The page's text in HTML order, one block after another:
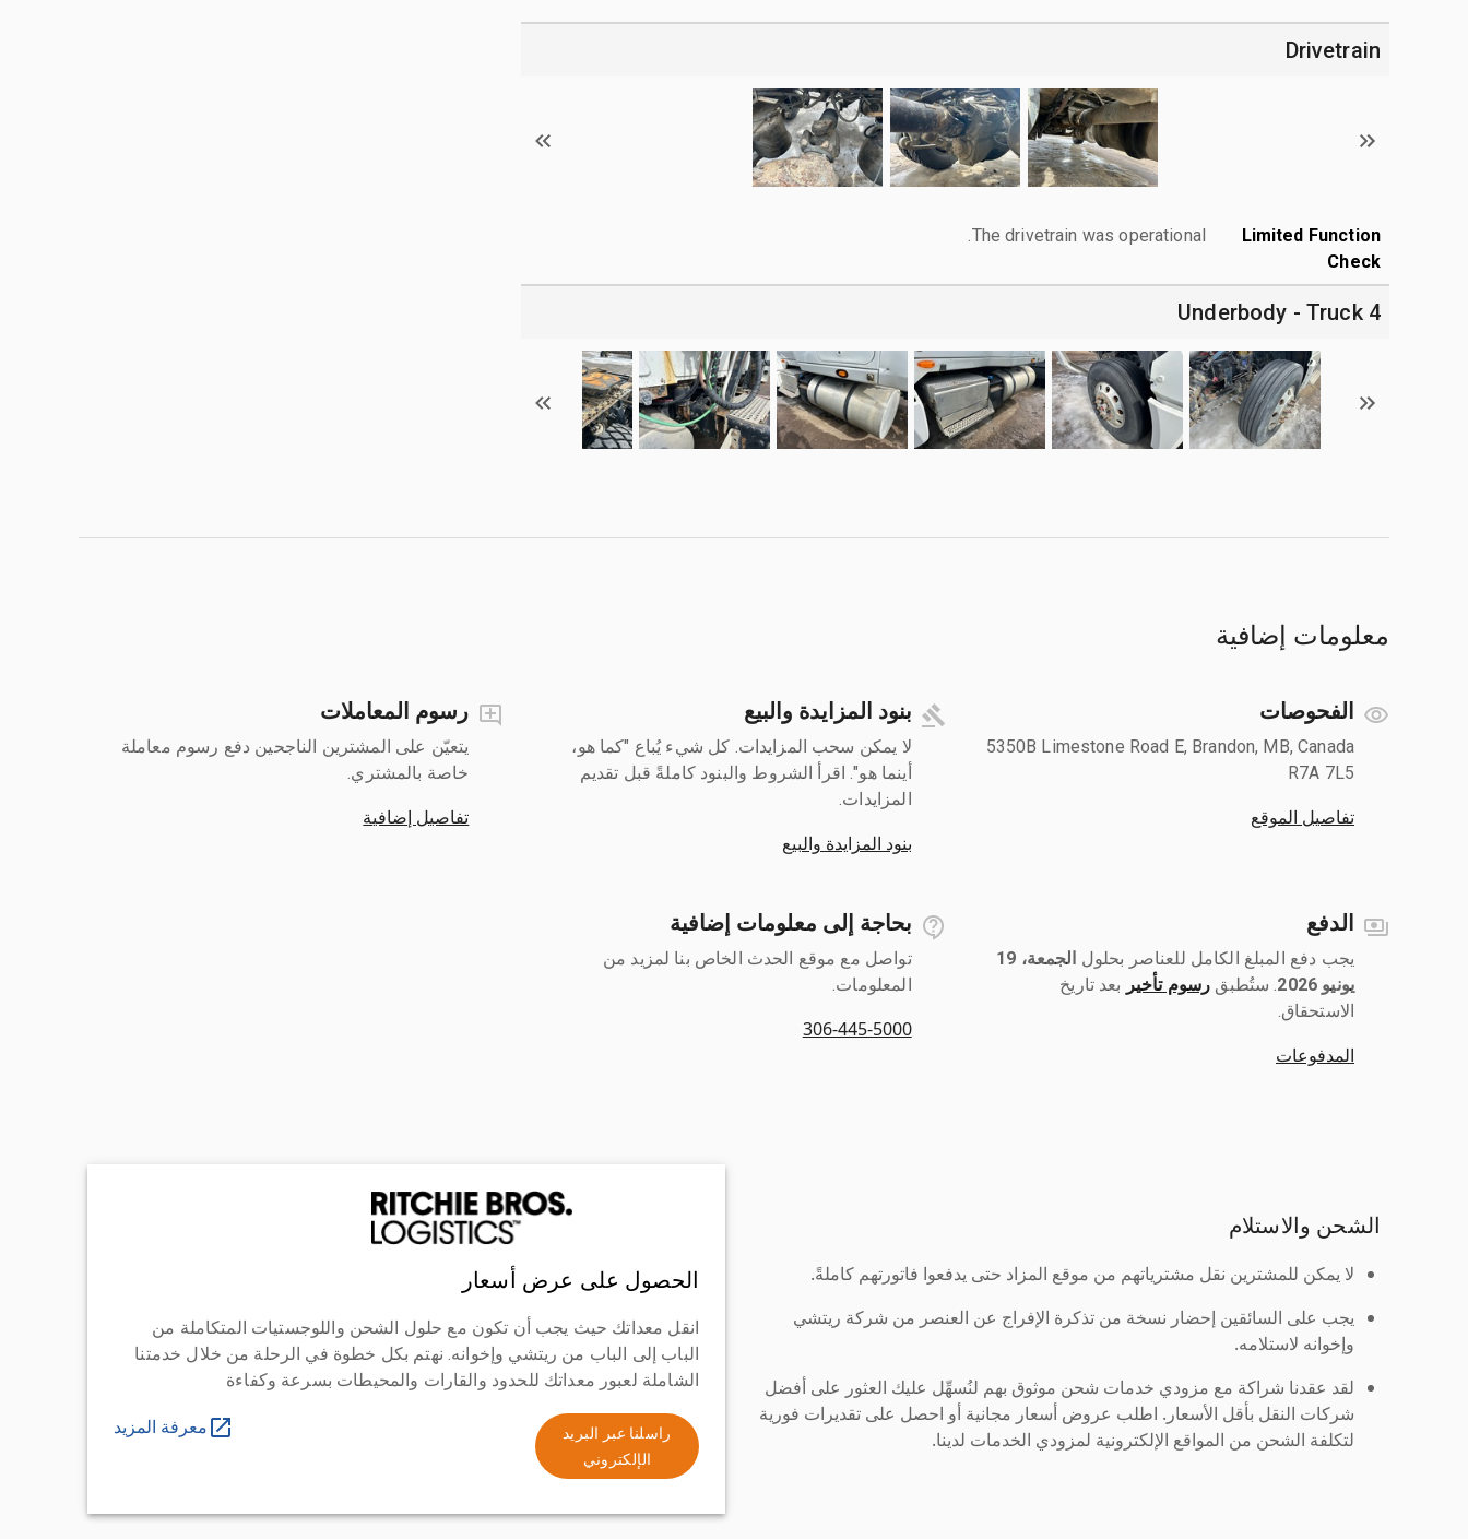
Drivetrain
Limited Function
Check
The drivetrain was operational.
4 Underbody - Truck
معلومات إضافية
الفحوصات
5350B Limestone Road E, Brandon, MB, Canada
R7A 7L5
تفاصيل الموقع
بنود المزايدة والبيع
لا يمكن سحب المزايدات. كل شيء يُباع "كما هو،
أينما هو". اقرأ الشروط والبنود كاملةً قبل تقديم
المزايدات.
بنود المزايدة والبيع
رسوم المعاملات
يتعيّن على المشترين الناجحين دفع رسوم معاملة
خاصة بالمشتري.
تفاصيل إضافية
الدفع
يجب دفع المبلغ الكامل للعناصر بحلول ‎
الجمعة، 19
يونيو 2026
رسوم تأخير بعد تاريخ
الاستحقاق.
المدفوعات
بحاجة إلى معلومات إضافية
تواصل مع موقع الحدث الخاص بنا لمزيد من
المعلومات.
306-445-5000
الشحن والاستلام
لا يمكن للمشترين نقل مشترياتهم من موقع المزاد حتى يدفعوا فاتورتهم كاملةً.
يجب على السائقين إحضار نسخة من تذكرة الإفراج عن العنصر من شركة ريتشي
وإخوانه لاستلامه.
لقد عقدنا شراكة مع مزودي خدمات شحن موثوق بهم لنُسهِّل عليك العثور على أفضل
شركات النقل بأقل الأسعار. اطلب عروض أسعار مجانية أو احصل على تقديرات فورية
لتكلفة الشحن من المواقع الإلكترونية لمزودي الخدمات لدينا.
الحصول على عرض أسعار
انقل معداتك حيث يجب أن تكون مع حلول الشحن واللوجستيات المتكاملة من
الباب إلى الباب من ريتشي وإخوانه. نهتم بكل خطوة في الرحلة من خلال خدمتنا
الشاملة لعبور معداتك للحدود والقارات والمحيطات بسرعة وكفاءة
راسلنا عبر البريد
الإلكتروني
معرفة المزيد